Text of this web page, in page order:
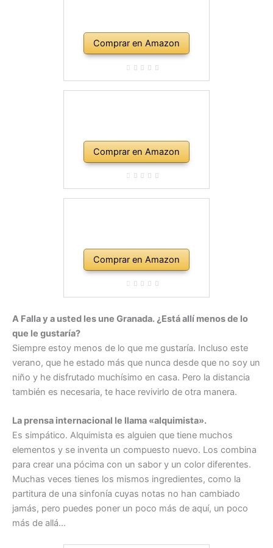
Comprar en Amazon
Comprar en Amazon
Comprar en Amazon
A Falla y a usted les une Granada. ¿Está allí menos de lo
que le gustaría?
Siempre estoy menos de lo que me gustaría. Incluso este
verano, que he estado más que nunca desde que no soy un
niño y he disfrutado muchísimo en casa. Pero la distancia
también es necesaria, te hace revivirlo de otra manera.
La prensa internacional le llama «alquimista».
Es simpático. Alquimista es alguien que tiene muchos
elementos y se inventa un compuesto nuevo. Los combina
para crear una pócima con un sabor y un color diferentes.
Muchas veces tienes los mismos ingredientes, como la
partitura de una sinfonía cuyas notas no han cambiado
jamás, pero puedes poner un poco más de aquí, un poco
más de allá…